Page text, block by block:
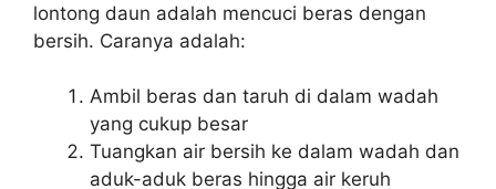
lontong daun adalah mencuci beras dengan
bersih. Caranya adalah:
Ambil beras dan taruh di dalam wadah
yang cukup besar
Tuangkan air bersih ke dalam wadah dan
aduk-aduk beras hingga air keruh